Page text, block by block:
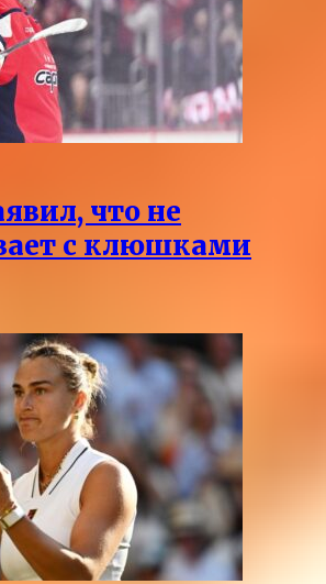
что не
с клюшками